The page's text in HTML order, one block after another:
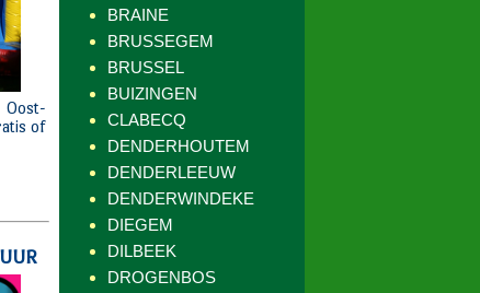
BRAINE
BRUSSEGEM
BRUSSEL
BUIZINGEN
CLABECQ
DENDERHOUTEM
DENDERLEEUW
DENDERWINDEKE
DIEGEM
DILBEEK
DROGENBOS